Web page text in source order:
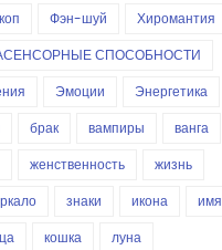
Фэн-шуй
Хиромантия
СПОСОБНОСТИ
Эмоции
Энергетика
брак вампиры
ванга
женственность
жизнь
знаки икона
имя
кошка
луна